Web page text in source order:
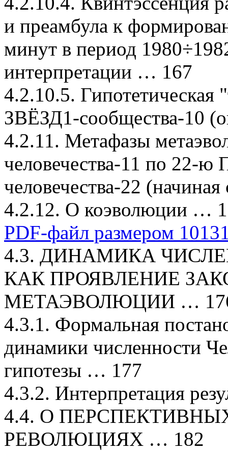
и преамбула к
минут в период
интерпретации … 167
4.2.10.5. Гипотетическая
ЗВЁЗД1-сообщества-10
4.2.11. Метафазы
человечества-11 по
человечества-22
4.2.12. О коэволюции …
PDF-файл размером
4.3. ДИНАМИКА
КАК ПРОЯВЛЕНИЕ
МЕТАЭВОЛЮЦИИ …
4.3.1. Формальная
динамики численности
гипотезы … 177
4.3.2. Интерпретация
4.4. О
РЕВОЛЮЦИЯХ … 182